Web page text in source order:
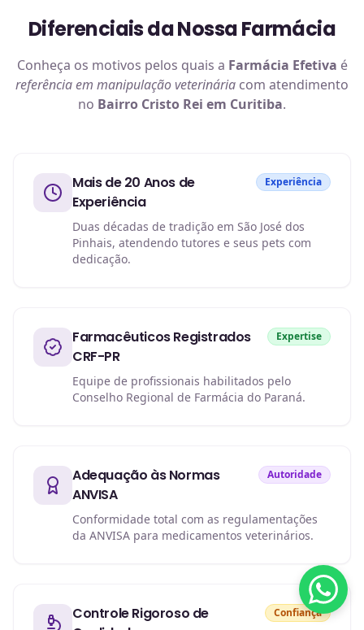
Diferenciais da Nossa Farmácia
Conheça os motivos pelos quais a Farmácia Efetiva é
referência em manipulação veterinária com atendimento
no Bairro Cristo Rei em Curitiba.
Mais de 20 Anos de
Experiência
Experiência
Duas décadas de tradição em São José dos
Pinhais, atendendo tutores e seus pets com
dedicação.
Farmacêuticos Registrados
CRF-PR
Expertise
Equipe de profissionais habilitados pelo
Conselho Regional de Farmácia do Paraná.
Adequação às Normas
ANVISA
Autoridade
Conformidade total com as regulamentações
da ANVISA para medicamentos veterinários.
Controle Rigoroso de
Confiança